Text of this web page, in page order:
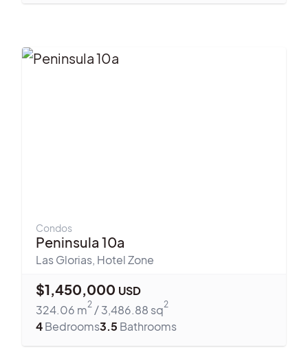
Condos
Peninsula 10a
Las Glorias, Hotel Zone
$1,450,000 USD
324.06 m2 /3,486.88 sq2
4Bedrooms3.5 Bathrooms